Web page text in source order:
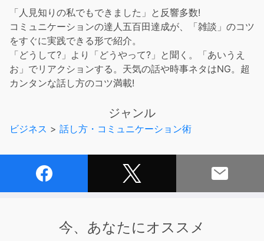
「人見知りの私でもできました」と反響多数!
コミュニケーションの達人五百田達成が、「雑談」のコツ
をすぐに実践できる形で紹介。
「どうして?」より「どうやって?」と聞く。「あいうえ
お」でリアクションする。天気の話や時事ネタはNG。超
カンタンな話し方のコツ満載!
ジャンル
ビジネス > 話し方・コミュニケーション術
今、あなたにオススメ